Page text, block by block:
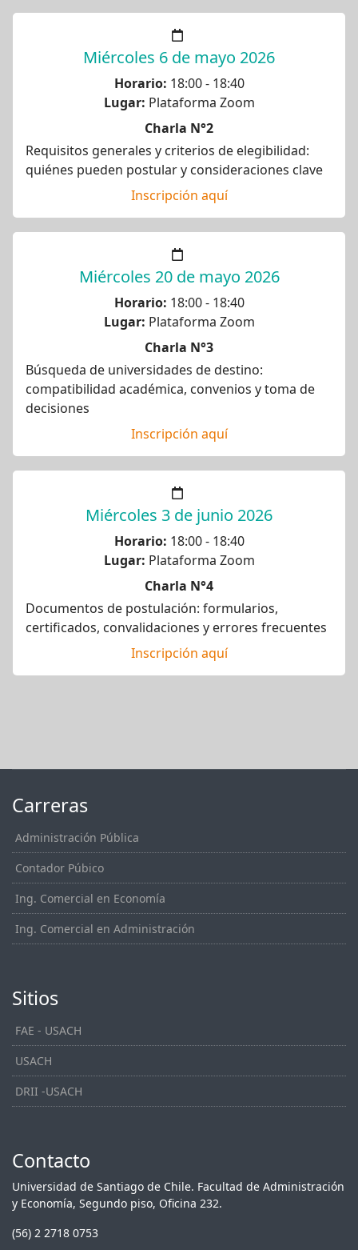
Miércoles 6 de mayo 2026
Horario: 18:00 - 18:40
Lugar: Plataforma Zoom
Charla N°2
Requisitos generales y criterios de elegibilidad:
quiénes pueden postular y consideraciones clave
Inscripción aquí
Miércoles 20 de mayo 2026
Horario: 18:00 - 18:40
Lugar: Plataforma Zoom
Charla N°3
Búsqueda de universidades de destino:
compatibilidad académica, convenios y toma de
decisiones
Inscripción aquí
Miércoles 3 de junio 2026
Horario: 18:00 - 18:40
Lugar: Plataforma Zoom
Charla N°4
Documentos de postulación: formularios,
certificados, convalidaciones y errores frecuentes
Inscripción aquí
Carreras
Administración Pública
Contador Púbico
Ing. Comercial en Economía
Ing. Comercial en Administración
Sitios
FAE - USACH
USACH
DRII -USACH
Contacto
Universidad de Santiago de Chile. Facultad de Administración
y Economía, Segundo piso, Oficina 232.
(56) 2 2718 0753